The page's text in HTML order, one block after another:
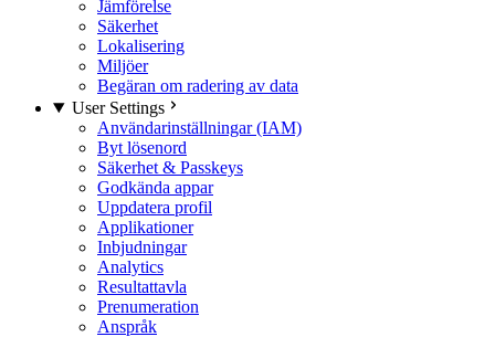
Jämförelse
Säkerhet
Lokalisering
Miljöer
Begäran om radering av data
User Settings
Användarinställningar (IAM)
Byt lösenord
Säkerhet & Passkeys
Godkända appar
Uppdatera profil
Applikationer
Inbjudningar
Analytics
Resultattavla
Prenumeration
Anspråk